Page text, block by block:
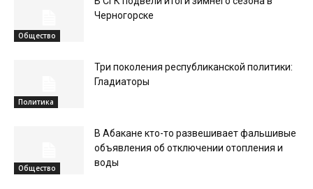
Общество
Черногорске
Политика
Три поколения республиканской политики:
Гладиаторы
Общество
В Абакане кто-то развешивает фальшивые
объявления об отключении отопления и
воды